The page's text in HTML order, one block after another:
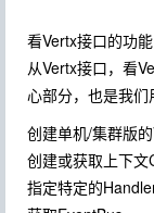
看Vertx接口的功能
从Vertx接口，看
心部分，也是我们
创建单机/集群版
创建或获取上下文
指定特定的